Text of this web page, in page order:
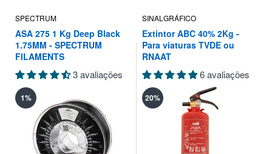
SPECTRUM
ASA 275 1 Kg Deep Black
1.75MM - SPECTRUM
FILAMENTS
3 avaliações
1%
SINALGRÁFICO
Extintor ABC 40% 2Kg -
Para viaturas TVDE ou
RNAAT
6 avaliações
20%